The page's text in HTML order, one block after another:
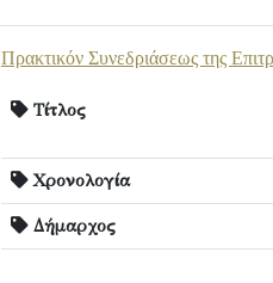
Πρακτικόν Συνεδριάσεως της
Τίτλος
Χρονολογία
Δήμαρχος